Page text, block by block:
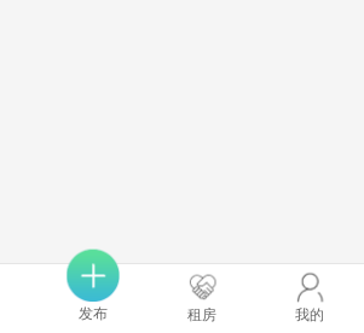
发布 租房 我的